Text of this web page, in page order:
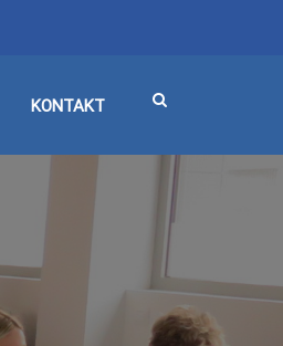
KONTAKT